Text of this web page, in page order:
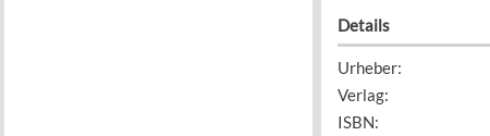
Details
Urheber:
Verlag:
ISBN: